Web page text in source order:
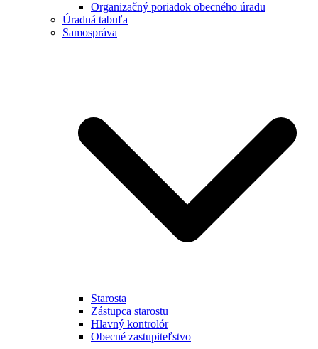
Organizačný poriadok obecného úradu
Úradná tabuľa
Samospráva
Starosta
Zástupca starostu
Hlavný kontrolór
Obecné zastupiteľstvo